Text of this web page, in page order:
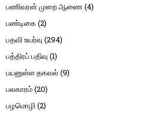
பணிவரன் முறை ஆணை(4)
பண்டிகை(2)
பதவி உயர்வு (294)
பத்திரப் பதிவு (1)
பயனுள்ள தகவல் (9)
பலகாரம்(20)
பழமொழி(2)